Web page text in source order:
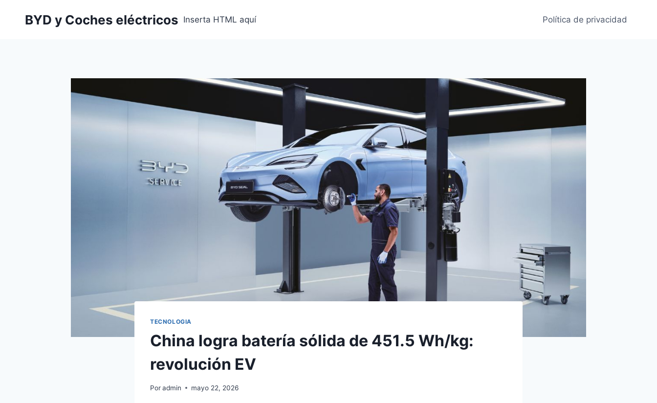
BYD y Coches eléctricos Inserta HTML aquí Política de privacidad
TECNOLOGIA
China logra batería sólida de 451.5 Wh/kg:
revolución EV
Poradmin mayo 22, 2026